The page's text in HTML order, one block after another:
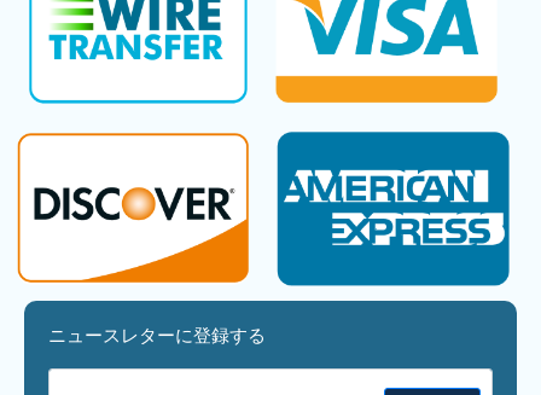
ニュースレターに登録する